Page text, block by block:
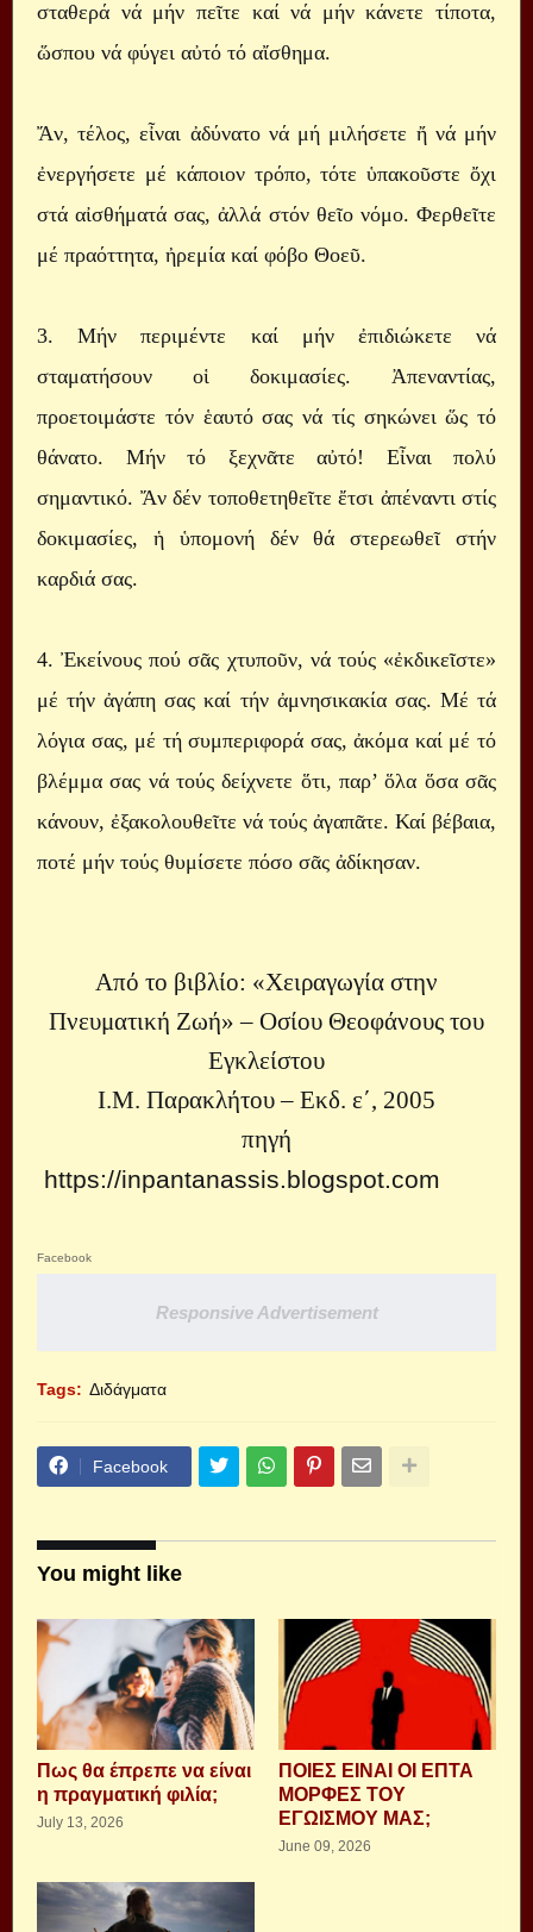
σταθερά νά μήν πεῖτε καί νά μήν κάνετε τίποτα,
ὥσπου νά φύγει αὐτό τό αἴσθημα.
Ἄν, τέλος, εἶναι ἀδύνατο νά μή μιλήσετε ἤ νά μήν
ἐνεργήσετε μέ κάποιον τρόπο, τότε ὑπακοῦστε ὄχι
στά αἰσθήματά σας, ἀλλά στόν θεῖο νόμο. Φερθεῖτε
μέ πραόττητα, ἠρεμία καί φόβο Θοεῦ.
3. Μήν περιμέντε καί μήν ἐπιδιώκετε νά
σταματήσουν οἱ δοκιμασίες. Ἀπεναντίας,
προετοιμάστε τόν ἑαυτό σας νά τίς σηκώνει ὥς τό
θάνατο. Μήν τό ξεχνᾶτε αὐτό! Εἶναι πολύ
σημαντικό. Ἄν δέν τοποθετηθεῖτε ἔτσι ἀπέναντι στίς
δοκιμασίες, ἡ ὑπομονή δέν θά στερεωθεῖ στήν
καρδιά σας.
4. Ἐκείνους πού σᾶς χτυποῦν, νά τούς «ἐκδικεῖστε»
μέ τήν ἀγάπη σας καί τήν ἀμνησικακία σας. Μέ τά
λόγια σας, μέ τή συμπεριφορά σας, ἀκόμα καί μέ τό
βλέμμα σας νά τούς δείχνετε ὅτι, παρ’ ὅλα ὅσα σᾶς
κάνουν, ἐξακολουθεῖτε νά τούς ἀγαπᾶτε. Καί βέβαια,
ποτέ μήν τούς θυμίσετε πόσο σᾶς ἀδίκησαν.
Από το βιβλίο: «Χειραγωγία στην
Πνευματική Ζωή» – Οσίου Θεοφάνους του
Εγκλείστου
Ι.Μ. Παρακλήτου – Εκδ. ε΄, 2005
πηγή
https://inpantanassis.blogspot.com
Facebook
Responsive Advertisement
Tags: Διδάγματα
Facebook
You might like
Πως θα έπρεπε να είναι
η πραγματική φιλία;
July 13, 2026
ΠΟΙΕΣ ΕΙΝΑΙ ΟΙ ΕΠΤΑ
ΜΟΡΦΕΣ ΤΟΥ
ΕΓΩΙΣΜΟΥ ΜΑΣ;
June 09, 2026